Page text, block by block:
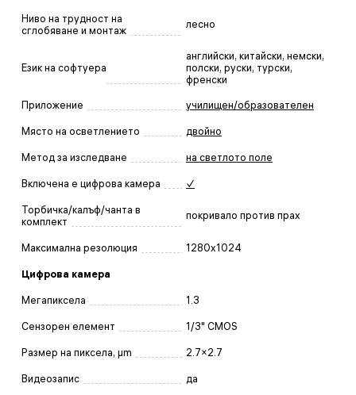
Ниво на трудност на
сглобяване и монтаж
лесно
Език на софтуера
английски, китайски, немски,
полски, руски, турски,
френски
Приложение училищен/образователен
Място на осветлението двойно
Метод за изследване на светлото поле
Включена е цифрова камера ✓
Торбичка/калъф/чанта в
комплект
покривало против прах
Максимална резолюция 1280x1024
Цифрова камера
Мегапиксела 1.3
Сензорен елемент 1/3" CMOS
Размер на пиксела, μm 2.7×2.7
Видеозапис да